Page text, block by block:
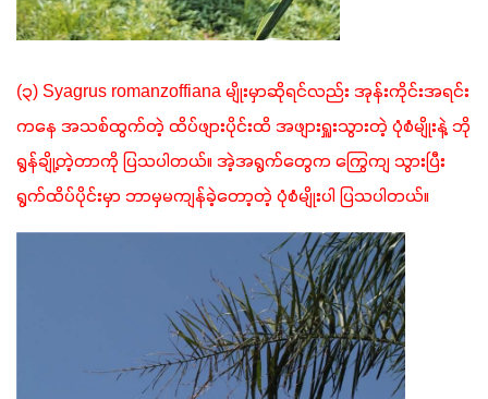
(၃) Syagrus romanzoffiana မျိုးမှာဆိုရင်လည်း အုန်းကိုင်းအရင်း
ကနေ အသစ်ထွက်တဲ့ ထိပ်ဖျားပိုင်းထိ အဖျားရှူးသွားတဲ့ ပုံစံမျိုးနဲ့ ဘို
ရွန်ချို့တဲ့တာကို ပြသပါတယ်။ အဲ့အရွက်တွေက ကြွေကျ သွားပြီး
ရွက်ထိပ်ပိုင်းမှာ ဘာမှမကျန်ခဲ့တော့တဲ့ ပုံစံမျိုးပါ ပြသပါတယ်။